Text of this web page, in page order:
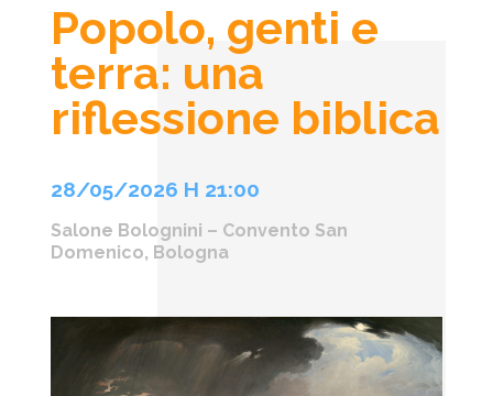
Popolo, genti e
terra: una
riflessione biblica
28/05/2026 H 21:00
Salone Bolognini – Convento San
Domenico, Bologna